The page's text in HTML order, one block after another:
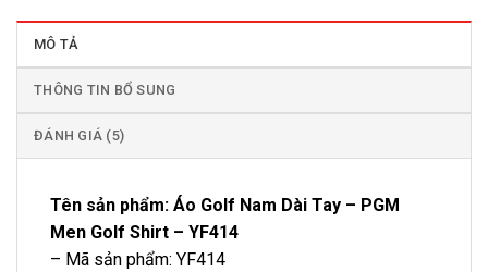
MÔ TẢ
THÔNG TIN BỔ SUNG
ĐÁNH GIÁ (5)
Tên sản phẩm: Áo Golf Nam Dài Tay – PGM
Men Golf Shirt – YF414
– Mã sản phẩm: YF414